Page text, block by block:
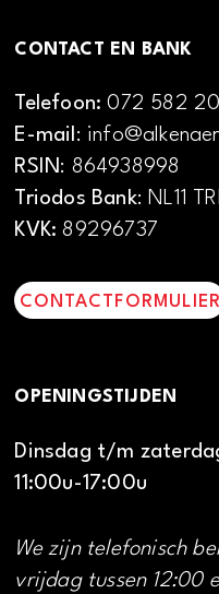
CONTACT EN BANK
Telefoon:072 582
E-mail:
RSIN: 864938998
Triodos Bank: NL11
KVK: 89296737
CONTACTFORMULIER
OPENINGSTIJDEN
Dinsdag t/m
11:00u-17:00u
We zijn telefonisch
vrijdag tussen 12:00